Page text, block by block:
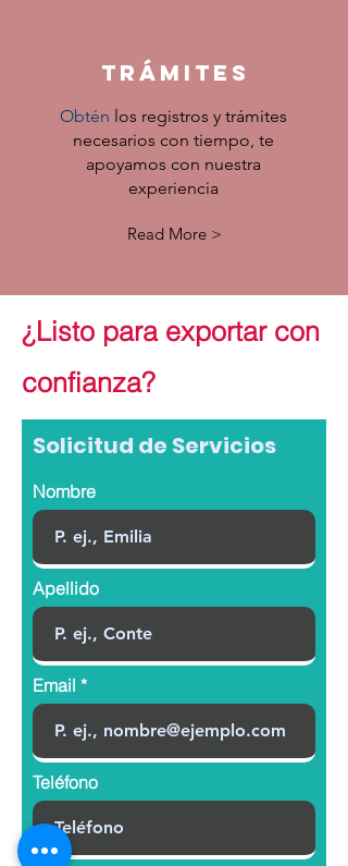
trámites
Obtén los registros y trámites
necesarios con tiempo, te
apoyamos con nuestra
experiencia
Read More >
¿Listo para exportar con
confianza?
Solicitud de Servicios
Nombre
Apellido
Email
Teléfono